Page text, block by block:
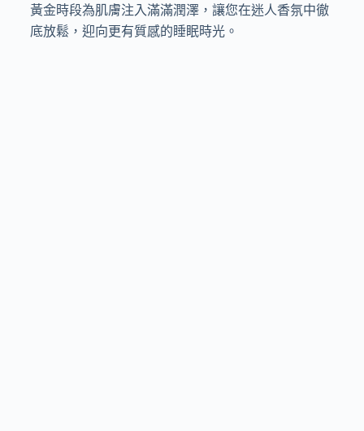
黃金時段為肌膚注入滿滿潤澤，讓您在迷人香氛中徹
底放鬆，迎向更有質感的睡眠時光。